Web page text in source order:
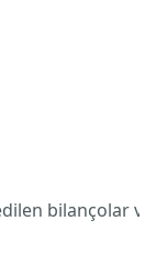
bilançolar